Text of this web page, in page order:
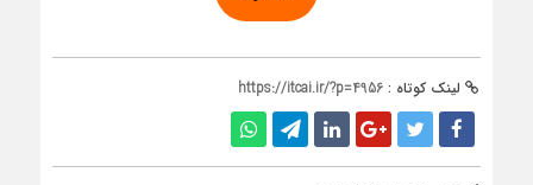
لینک کوتاه : https://itcai.ir/?p=4956